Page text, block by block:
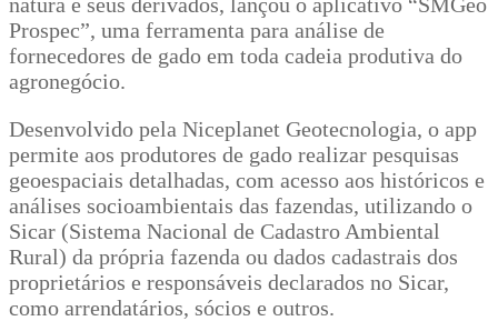
Prospec”, uma ferramenta para análise de
fornecedores de gado em toda cadeia produtiva do
agronegócio.
Desenvolvido pela Niceplanet Geotecnologia, o app
permite aos produtores de gado realizar pesquisas
geoespaciais detalhadas, com acesso aos históricos e
análises socioambientais das fazendas, utilizando o
Sicar (Sistema Nacional de Cadastro Ambiental
Rural) da própria fazenda ou dados cadastrais dos
proprietários e responsáveis declarados no Sicar,
como arrendatários, sócios e outros.